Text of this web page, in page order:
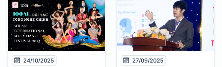
24/10/2025 27/09/2025